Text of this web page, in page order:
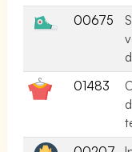
00675
01483